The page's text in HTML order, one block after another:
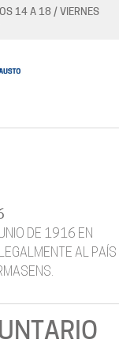
14 A 18 / VIERNES
DE 1916 EN
AL PAÍS